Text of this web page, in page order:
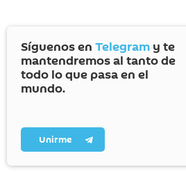
Síguenos en Telegram y te
mantendremos al tanto de
todo lo que pasa en el
mundo.
Unirme